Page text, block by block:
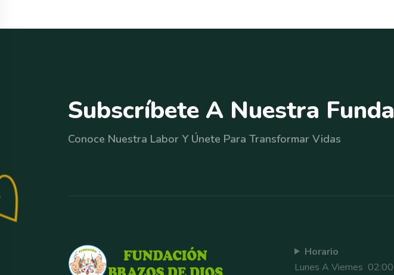
Subscríbete A Nuestra Funda
Conoce Nuestra Labor Y Únete Para Transformar Vidas
Horario
Lunes A Viernes 02:00